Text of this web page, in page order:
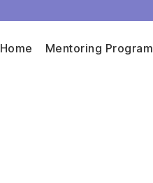
Home Mentoring Program